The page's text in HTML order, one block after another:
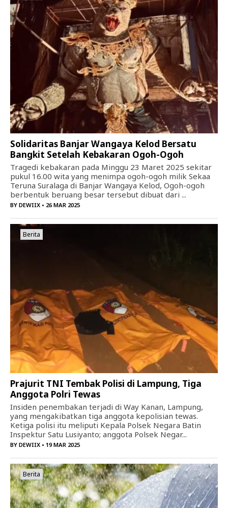
Solidaritas Banjar Wangaya Kelod Bersatu
Bangkit Setelah Kebakaran Ogoh-Ogoh
Tragedi kebakaran pada Minggu 23 Maret 2025 sekitar
pukul 16.00 wita yang menimpa ogoh-ogoh milik Sekaa
Teruna Suralaga di Banjar Wangaya Kelod, Ogoh-ogoh
berbentuk beruang besar tersebut dibuat dari ...
BY DEWIIX • 26 MAR 2025
Berita
Prajurit TNI Tembak Polisi di Lampung, Tiga
Anggota Polri Tewas
Insiden penembakan terjadi di Way Kanan, Lampung,
yang mengakibatkan tiga anggota kepolisian tewas.
Ketiga polisi itu meliputi Kepala Polsek Negara Batin
Inspektur Satu Lusiyanto; anggota Polsek Negar...
BY DEWIIX • 19 MAR 2025
Berita